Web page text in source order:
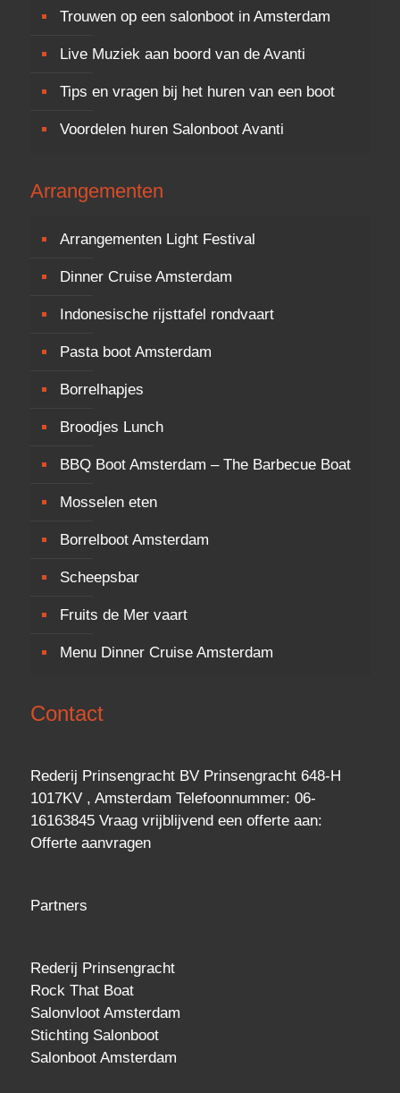
Trouwen op een salonboot in Amsterdam
Live Muziek aan boord van de Avanti
Tips en vragen bij het huren van een boot
Voordelen huren Salonboot Avanti
Arrangementen
Arrangementen Light Festival
Dinner Cruise Amsterdam
Indonesische rijsttafel rondvaart
Pasta boot Amsterdam
Borrelhapjes
Broodjes Lunch
BBQ Boot Amsterdam – The Barbecue Boat
Mosselen eten
Borrelboot Amsterdam
Scheepsbar
Fruits de Mer vaart
Menu Dinner Cruise Amsterdam
Contact
Rederij Prinsengracht BV Prinsengracht 648-H
1017KV , Amsterdam Telefoonnummer: 06-
16163845 Vraag vrijblijvend een offerteaan:
Offerte aanvragen
Partners
Rederij Prinsengracht
Rock That Boat
Salonvloot Amsterdam
Stichting Salonboot
Salonboot Amsterdam